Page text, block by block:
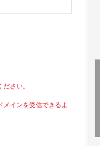
さい。
メインを受信できるよ